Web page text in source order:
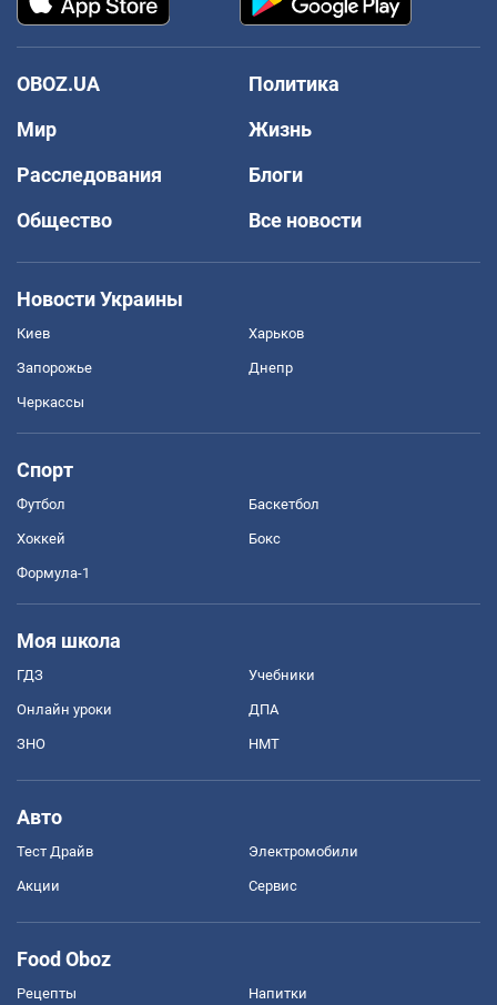
OBOZ.UA
Политика
Мир
Жизнь
Расследования
Блоги
Общество
Все новости
Новости Украины
Киев Харьков
Запорожье Днепр
Черкассы
Спорт
Футбол Баскетбол
Хоккей Бокс
Формула-1
Моя школа
ГДЗ Учебники
Онлайн уроки ДПА
ЗНО НМТ
Авто
Тест Драйв Электромобили
Акции Сервис
Food Oboz
Рецепты Напитки